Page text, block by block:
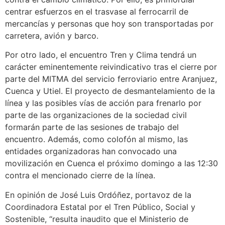
centrar esfuerzos en el trasvase al ferrocarril de
mercancías y personas que hoy son transportadas por
carretera, avión y barco.
Por otro lado, el encuentro Tren y Clima tendrá un
carácter eminentemente reivindicativo tras el cierre por
parte del MITMA del servicio ferroviario entre Aranjuez,
Cuenca y Utiel. El proyecto de desmantelamiento de la
línea y las posibles vías de acción para frenarlo por
parte de las organizaciones de la sociedad civil
formarán parte de las sesiones de trabajo del
encuentro. Además, como colofón al mismo, las
entidades organizadoras han convocado una
movilización en Cuenca el próximo domingo a las 12:30
contra el mencionado cierre de la línea.
En opinión de José Luis Ordóñez, portavoz de la
Coordinadora Estatal por el Tren Público, Social y
Sostenible, “resulta inaudito que el Ministerio de